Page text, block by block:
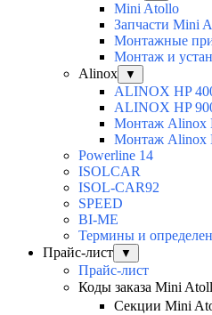
Mini Atollo
Запчасти Mini
Монтажные
Монтаж и
Alinox
▼
ALINOX HP
ALINOX HP
Монтаж Alinox
Монтаж Alinox
Powerline 14
ISOLCAR
ISOL-CAR92
SPEED
BI-ME
Термины и
Прайс-лист
▼
Прайс-лист
Коды заказа Mini
Секции Mini